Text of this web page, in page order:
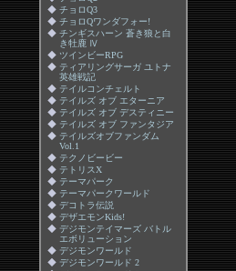
◆ チョロQ3
◆ チョロQワンダフォー!
◆ チンギスハーン 蒼き狼と白
き牡鹿 Ⅳ
◆ ツインビーRPG
◆ ティアリングサーガ ユトナ
英雄戦記
◆ テイルコンチェルト
◆ テイルズ オブ エターニア
◆ テイルズ オブ デスティニー
◆ テイルズ オブ ファンタジア
◆ テイルズオブファンダム
Vol.1
◆ テクノビービー
◆ テトリスX
◆ テーマパーク
◆ テーマパークワールド
◆ デコトラ伝説
◆ デザエモンKids!
◆ デジモンテイマーズ バトル
エボリューション
◆ デジモンワールド
◆ デジモンワールド 2